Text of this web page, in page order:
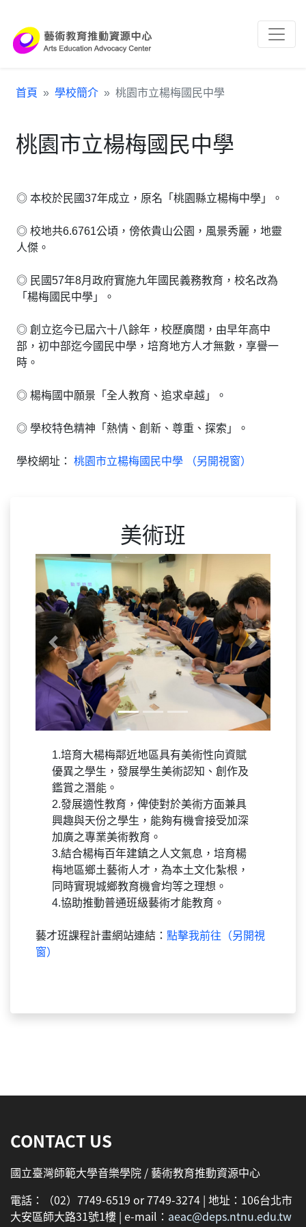
首頁 學校簡介 桃園市立楊梅國民中學
桃園市立楊梅國民中學
◎ 本校於民國37年成立，原名「桃園縣立楊梅中學」。
◎ 校地共6.6761公頃，傍依貴山公園，風景秀麗，地靈
人傑。
◎ 民國57年8月政府實施九年國民義務教育，校名改為
「楊梅國民中學」。
◎ 創立迄今已屆六十八餘年，校歷廣闊，由早年高中
部，初中部迄今國民中學，培育地方人才無數，享譽一
時。
◎ 楊梅國中願景「全人教育、追求卓越」。
◎ 學校特色精神「熱情、創新、尊重、探索」。
學校網址： 桃園市立楊梅國民中學 （另開視窗）
美術班
Previous Next
1.培育大楊梅鄰近地區具有美術性向資賦
優異之學生，發展學生美術認知、創作及
鑑賞之潛能。
2.發展適性教育，俾使對於美術方面兼具
興趣與天份之學生，能夠有機會接受加深
加廣之專業美術教育。
3.結合楊梅百年建鎮之人文氣息，培育楊
梅地區鄉土藝術人才，為本土文化紮根，
同時實現城鄉教育機會均等之理想。
4.協助推動普通班級藝術才能教育。
藝才班課程計畫網站連結： 點擊我前往（另開視
窗）
CONTACT US
國立臺灣師範大學音樂學院 / 藝術教育推動資源中心
電話：（02）7749-6519 or 7749-3274 | 地址：106台北市
大安區師大路31號1樓 | e-mail： aeac@deps.ntnu.edu.tw